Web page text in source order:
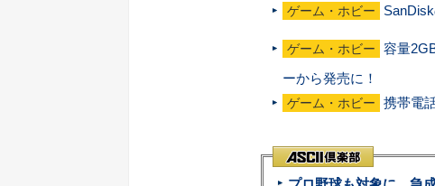
ゲーム・ホビー
ゲーム・ホビー
容量
ーから発売に！
ゲーム・ホビー 携帯電